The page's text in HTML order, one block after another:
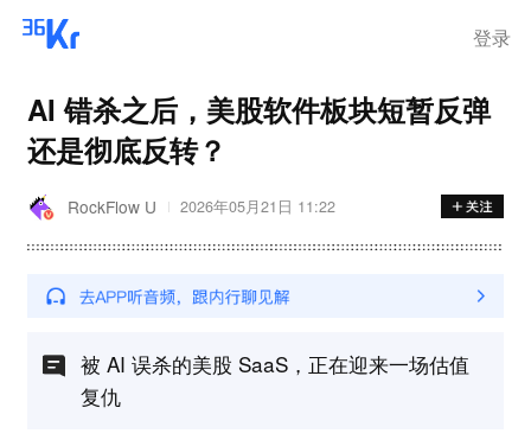
登录
AI 错杀之后，美股软件板块短暂反弹
还是彻底反转？
RockFlow U 2026年05月21日 11:22
被 AI 误杀的美股 SaaS，正在迎来一场估值
复仇